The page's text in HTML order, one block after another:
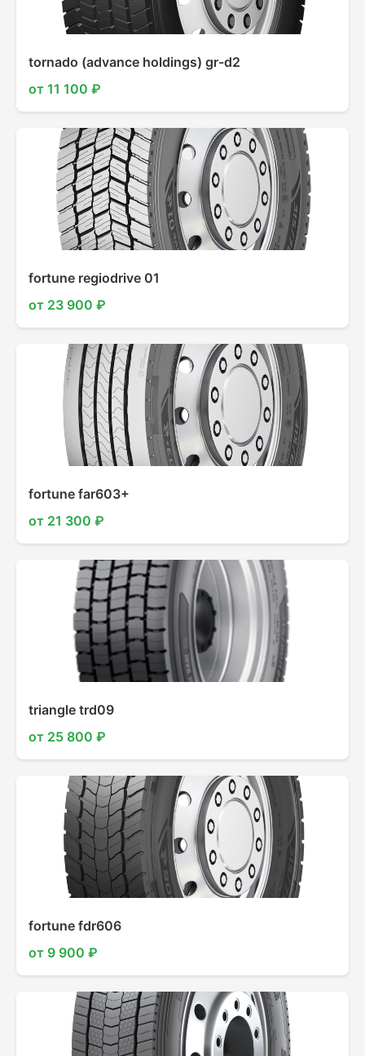
tornado (advance holdings) gr-d2
от 11 100 ₽
fortune regiodrive 01
от 23 900 ₽
fortune far603+
от 21 300 ₽
triangle trd09
от 25 800 ₽
fortune fdr606
от 9 900 ₽